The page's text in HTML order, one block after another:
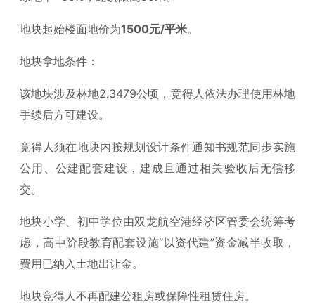
地块起始楼面地价为1500元/平米。
地块拿地条件：
该地块涉及林地2.3479公顷，竞得人依法办理使用林地
手续后方可建设。
竞得人须在地块内按规划设计条件通知书规范同步实施
公用、公建配套建设，建成且通过相关验收后无偿移
交。
地块小学、初中学位由双龙航空港经济区管委会统筹考
虑，高中阶段教育配套设施“以资代建”资金减半收取，
费用已纳入土地出让金。
地块竞得人不再配建公租房或保障性租赁住房。